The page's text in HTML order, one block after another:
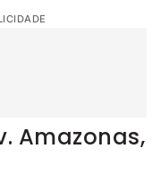
Amazonas,